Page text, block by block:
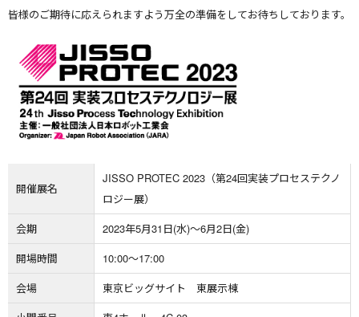
皆様のご期待に応えられますよう万全の準備をしてお待ちしております。
開催展名
JISSO PROTEC 2023（第24回実装プロセステクノ
ロジー展）
会期
2023年5月31日(水)～6月2日(金)
開場時間
10:00〜17:00
会場
東京ビッグサイト 東展示棟